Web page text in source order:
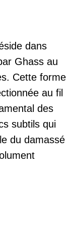
dans
Ghass au
Cette forme
au fil
des
subtils qui
du damassé